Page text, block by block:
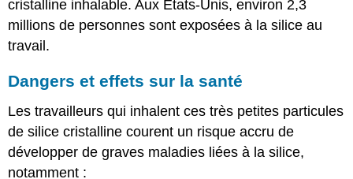
cristalline inhalable. Aux États-Unis, environ 2,3
millions de personnes sont exposées à la silice au
travail.
Dangers et effets sur la santé
Les travailleurs qui inhalent ces très petites particules
de silice cristalline courent un risque accru de
développer de graves maladies liées à la silice,
notamment :